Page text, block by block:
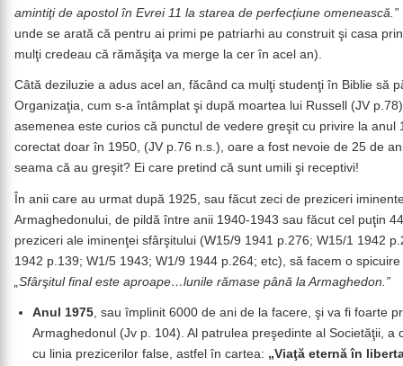
amintiţi de apostol în Evrei 11 la starea de perfecţiune omenească.”
unde se arată că pentru ai primi pe patriarhi au construit şi casa
mulţi credeau că rămăşiţa va merge la cer în acel an).
Câtă deziluzie a adus acel an, făcând ca mulţi studenţi în Biblie să
Organizaţia, cum s-a întâmplat şi după moartea lui Russell (JV
asemenea este curios că punctul de vedere greşit cu privire la anul
corectat doar în 1950, (JV p.76 n.s.), oare a fost nevoie de 25 de
seama că au greşit? Ei care pretind că sunt umili şi receptivi!
În anii care au urmat după 1925, sau făcut zeci de preziceri
Armaghedonului, de pildă între anii 1940-1943 sau făcut cel puţin
preziceri ale iminenţei sfârşitului (W15/9 1941 p.276; W15/1 1942
1942 p.139; W1/5 1943; W1/9 1944 p.264; etc), să facem o
„Sfârşitul final este aproape…lunile rămase până la Armaghedon.”
Anul 1975 , sau împlinit 6000 de ani de la facere, şi va fi foarte
Armaghedonul (Jv p. 104). Al patrulea preşedinte al Societăţii, a
cu linia prezicerilor false, astfel în cartea: „Viaţă eternă în